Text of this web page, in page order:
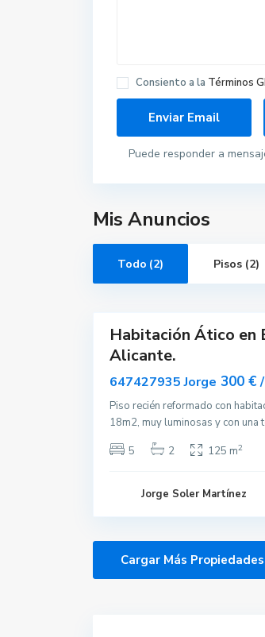
Consiento a la Términos
Puede responder a
Mis Anuncios
Todo (2) Pisos (2)
Habitación Ático en
Alicante.
647427935 Jorge 300 €
Piso recién reformado con
18m2, muy luminosas y con una
5
2 125 m2
Jorge Soler Martínez